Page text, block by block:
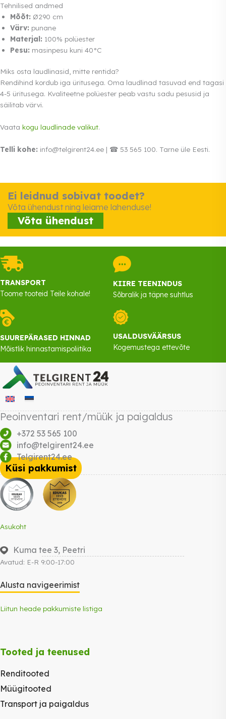
Tehnilised andmed
Mõõt: Ø290 cm
Värv: punane
Materjal: 100% polüester
Pesu: masinpesu kuni 40°C
Miks osta laudlinasid, mitte rentida?
Rendihind kordub iga üritusega. Oma laudlinad tasuvad end tagasi
4-5 üritusega. Kvaliteetne polüester peab vastu sadu pesusid ja
säilitab värvi.
Vaata kogu laudlinade valikut.
Telli kohe: info@telgirent24.ee | ☎ 53 565 100. Tarne üle Eesti.
Ei leidnud sobivat toodet?
Võta ühendust ning leiame lahenduse!
Võta ühendust
TRANSPORT
Toome tooteid Teile kohale!
KIIRE TEENINDUS
Sõbralik ja täpne suhtlus
SUUREPÄRASED HINNAD
Mõistlik hinnastamispoliitika
USALDUSVÄÄRSUS
Kogemustega ettevõte
Peoinventari rent/müük ja paigaldus
+372 53 565 100
info@telgirent24.ee
Telgirent24.ee
Küsi pakkumist
Asukoht
Kuma tee 3, Peetri
Avatud: E-R 9:00-17:00
Alusta navigeerimist
Liitun heade pakkumiste listiga
Tooted ja teenused
Renditooted
Müügitooted
Transport ja paigaldus